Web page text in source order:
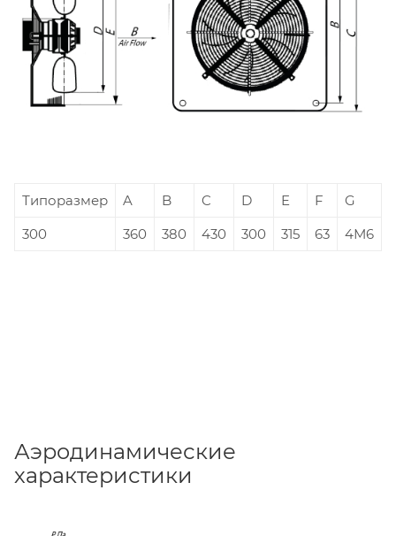
Типоразмер A B C D E F G
300
360 380 430 300 315 63 4М6
Аэродинамические
характеристики